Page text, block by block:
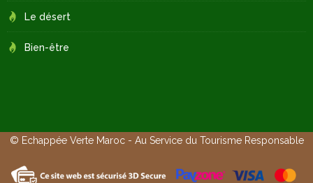
Le désert
Bien-être
© Echappée Verte Maroc - Au Service du Tourisme Responsable